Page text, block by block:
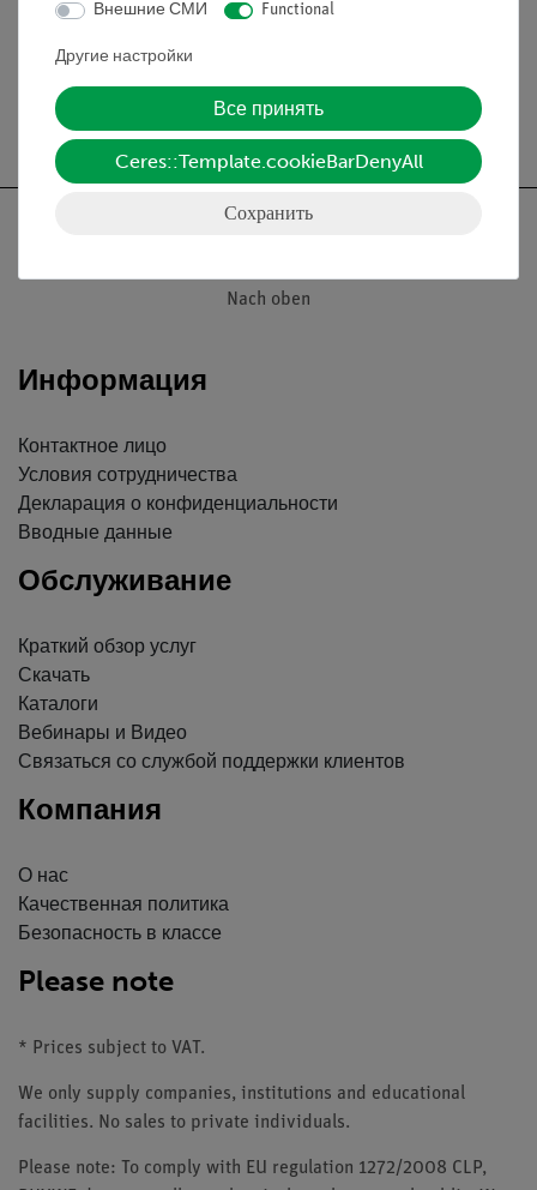
Поглощение электрона
расстояния и
поглощения гамма или
использованием
счетчика Гейгера-
Мюллера
Nach oben
Информация
Контактное лицо
Условия сотрудничества
Декларация о конфиденциальности
Вводные данные
Обслуживание
Краткий обзор услуг
Скачать
Каталоги
Вебинары и Видео
Связаться со службой поддержки клиентов
Компания
О нас
Качественная политика
Безопасность в классе
Please note
* Prices subject to VAT.
We only supply companies, institutions and educational
facilities. No sales to private individuals.
Please note: To comply with EU regulation 1272/2008 CLP,
Внешние СМИ Functional
Другие настройки
Все принять
Ceres::Template.cookieBarDenyAll
Сохранить